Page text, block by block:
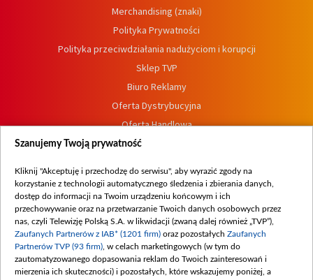
Merchandising (znaki)
Polityka Prywatności
Polityka przeciwdziałania nadużyciom i korupcji
Sklep TVP
Biuro Reklamy
Oferta Dystrybucyjna
Oferta Handlowa
Dostępność
Procedura zgłoszeń wewnętrznych
Szanujemy Twoją prywatność
Kliknij "Akceptuję i przechodzę do serwisu", aby wyrazić zgody na
korzystanie z technologii automatycznego śledzenia i zbierania danych,
dostęp do informacji na Twoim urządzeniu końcowym i ich
przechowywanie oraz na przetwarzanie Twoich danych osobowych przez
nas, czyli Telewizję Polską S.A. w likwidacji (zwaną dalej również „TVP”),
Zaufanych Partnerów z IAB* (1201 firm) oraz pozostałych Zaufanych
Partnerów TVP (93 firm) , w celach marketingowych (w tym do
zautomatyzowanego dopasowania reklam do Twoich zainteresowań i
mierzenia ich skuteczności) i pozostałych, które wskazujemy poniżej, a